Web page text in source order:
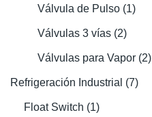
Válvula de Pulso (1)
Válvulas 3 vías (2)
Válvulas para Vapor (2)
Refrigeración Industrial (7)
Float Switch (1)